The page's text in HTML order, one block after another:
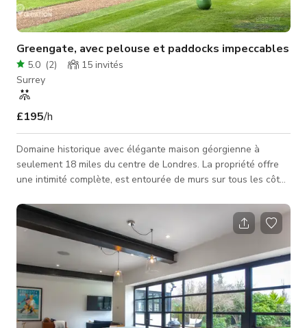
Greengate, avec pelouse et paddocks impeccables
5.0 (2) 15 invités
Surrey
£195/h
Domaine historique avec élégante maison géorgienne à
seulement 18 miles du centre de Londres. La propriété offre
une intimité complète, est entourée de murs sur tous les côtés
offrant une vue magnifique sur les paddocks et les chevaux,
les arbres et plus de 3 acres de pelouses impeccables et de
bois. La maison principale comprend quatre chambres, deux
salles de bains, un hall d'entrée exceptionnel avec sol en
marbre, un salo